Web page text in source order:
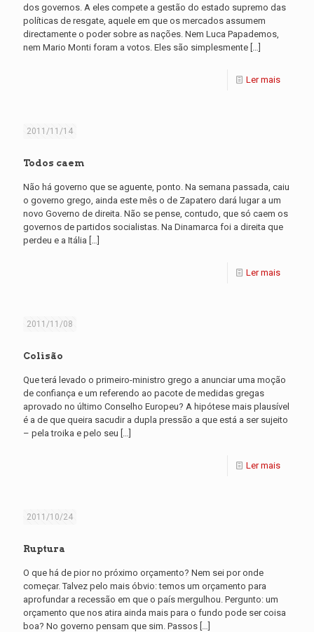
dos governos. A eles compete a gestão do estado supremo das
políticas de resgate, aquele em que os mercados assumem
directamente o poder sobre as nações. Nem Luca Papademos,
nem Mario Monti foram a votos. Eles são simplesmente […]
Ler mais
2011/11/14
Todos caem
Não há governo que se aguente, ponto. Na semana passada, caiu
o governo grego, ainda este mês o de Zapatero dará lugar a um
novo Governo de direita. Não se pense, contudo, que só caem os
governos de partidos socialistas. Na Dinamarca foi a direita que
perdeu e a Itália […]
Ler mais
2011/11/08
Colisão
Que terá levado o primeiro-ministro grego a anunciar uma moção
de confiança e um referendo ao pacote de medidas gregas
aprovado no último Conselho Europeu? A hipótese mais plausível
é a de que queira sacudir a dupla pressão a que está a ser sujeito
– pela troika e pelo seu […]
Ler mais
2011/10/24
Ruptura
O que há de pior no próximo orçamento? Nem sei por onde
começar. Talvez pelo mais óbvio: temos um orçamento para
aprofundar a recessão em que o país mergulhou. Pergunto: um
orçamento que nos atira ainda mais para o fundo pode ser coisa
boa? No governo pensam que sim. Passos […]